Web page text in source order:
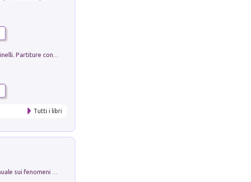
Tutti i libri